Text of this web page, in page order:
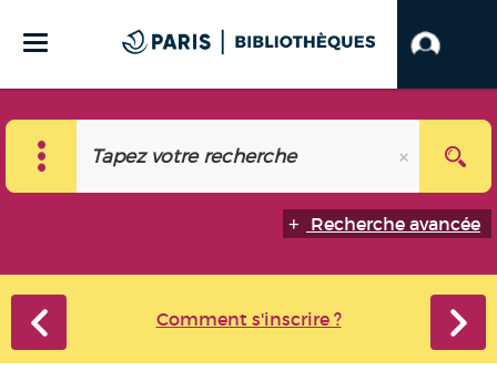
Recherche avancée
Comment s'inscrire ?